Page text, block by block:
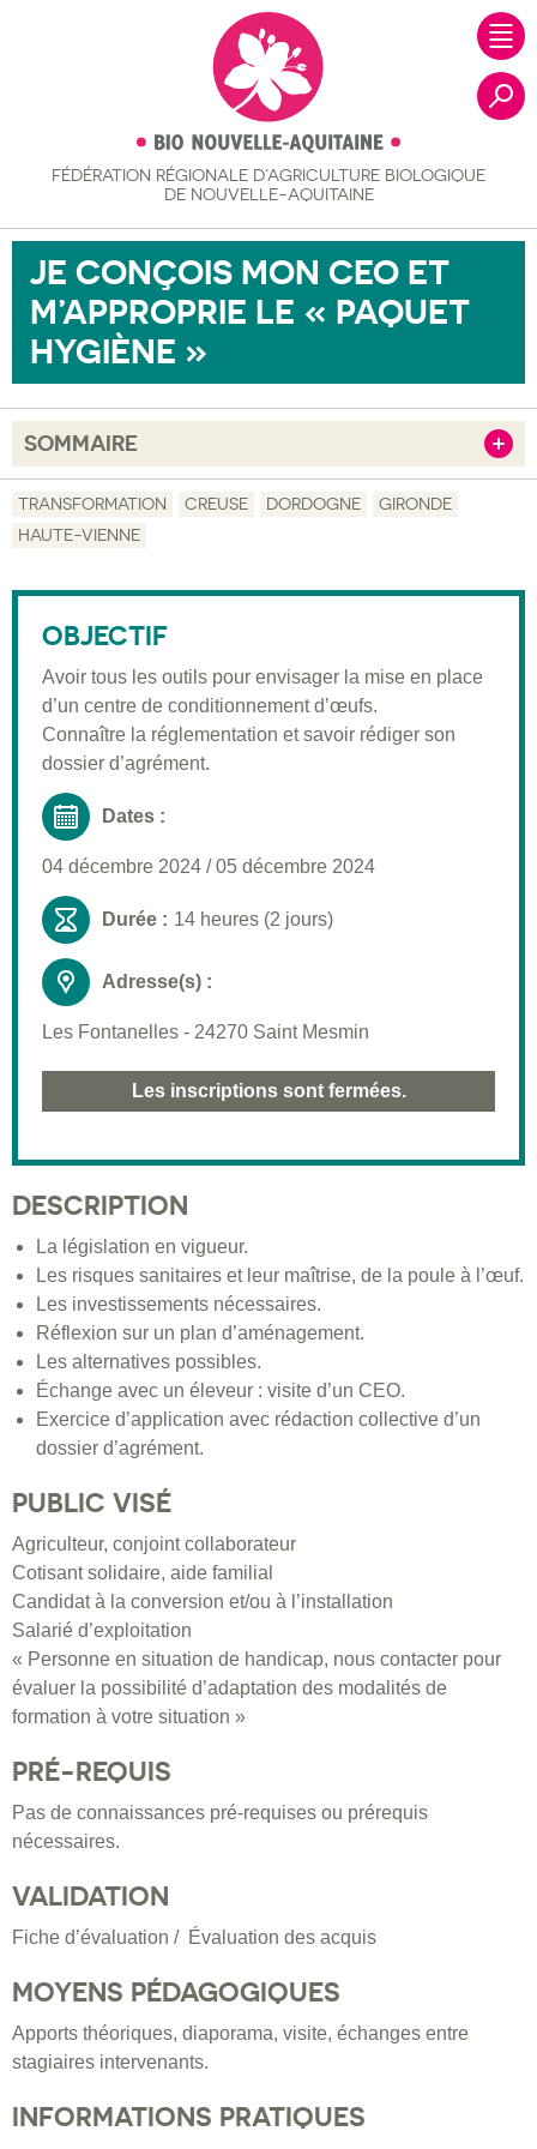
FÉDÉRATION RÉGIONALE D’AGRICULTURE BIOLOGIQUE
DE NOUVELLE-AQUITAINE
JE CONÇOIS MON CEO ET
M’APPROPRIE LE « PAQUET
HYGIÈNE »
SOMMAIRE
Description
Public visé
Pré-requis
Validation
Moyens pédagogiques
Informations pratiques
TRANSFORMATION CREUSE DORDOGNE
GIRONDE
HAUTE-VIENNE
OBJECTIF
Avoir tous les outils pour envisager la mise en place
d’un centre de conditionnement d’œufs.
Connaître la réglementation et savoir rédiger son
dossier d’agrément.
Dates :
04 décembre 2024 /05 décembre 2024
Durée : 14 heures (2 jours)
Adresse(s) :
Les Fontanelles - 24270 Saint Mesmin
Les inscriptions sont fermées.
DESCRIPTION
La législation en vigueur.
Les risques sanitaires et leur maîtrise, de la poule à l’œuf.
Les investissements nécessaires.
Réflexion sur un plan d’aménagement.
Les alternatives possibles.
Échange avec un éleveur : visite d’un CEO.
Exercice d’application avec rédaction collective d’un
dossier d’agrément.
PUBLIC VISÉ
Agriculteur, conjoint collaborateur
Cotisant solidaire, aide familial
Candidat à la conversion et/ou à l’installation
Salarié d’exploitation
« Personne en situation de handicap, nous contacter pour
évaluer la possibilité d’adaptation des modalités de
formation à votre situation »
PRÉ-REQUIS
Pas de connaissances pré-requises ou prérequis
nécessaires.
VALIDATION
Fiche d’évaluation / Évaluation des acquis
MOYENS PÉDAGOGIQUES
Apports théoriques, diaporama, visite, échanges entre
stagiaires intervenants.
INFORMATIONS PRATIQUES